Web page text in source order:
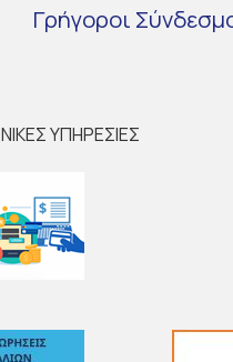
Γρήγοροι
ΥΠΗΡΕΣΙΕΣ